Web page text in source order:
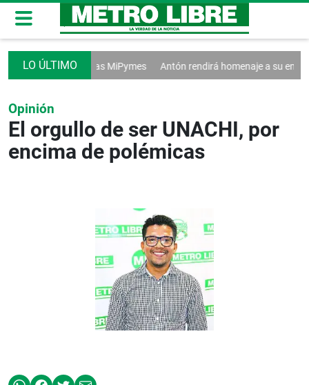
afectan a las MiPymes Antón rendirá homenaje a su
Opinión
El orgullo de ser UNACHI, por
encima de polémicas